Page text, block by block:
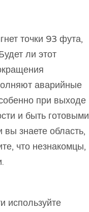
точки 93 фута,
ли этот
аварийные
при выходе
и быть готовыми
знаете область,
что незнакомцы,
используйте